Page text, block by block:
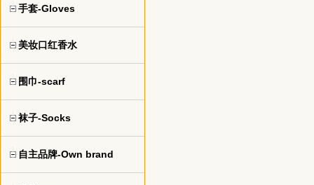
手套-Gloves
美妆口红香水
围巾-scarf
袜子-Socks
自主品牌-Own brand